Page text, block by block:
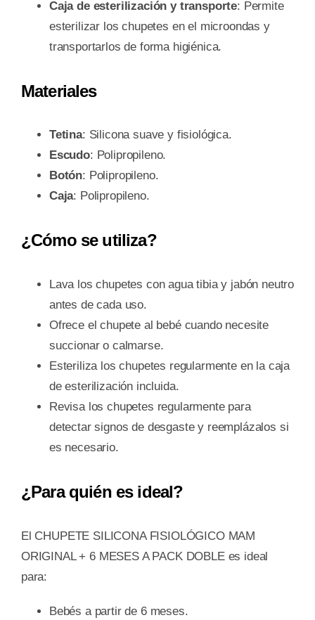
Caja de esterilización y transporte: Permite
esterilizar los chupetes en el microondas y
transportarlos de forma higiénica.
Materiales
Tetina: Silicona suave y fisiológica.
Escudo: Polipropileno.
Botón: Polipropileno.
Caja: Polipropileno.
¿Cómo se utiliza?
Lava los chupetes con agua tibia y jabón neutro
antes de cada uso.
Ofrece el chupete al bebé cuando necesite
succionar o calmarse.
Esteriliza los chupetes regularmente en la caja
de esterilización incluida.
Revisa los chupetes regularmente para
detectar signos de desgaste y reemplázalos si
es necesario.
¿Para quién es ideal?
El CHUPETE SILICONA FISIOLÓGICO MAM
ORIGINAL + 6 MESES A PACK DOBLE es ideal
para:
Bebés a partir de 6 meses.